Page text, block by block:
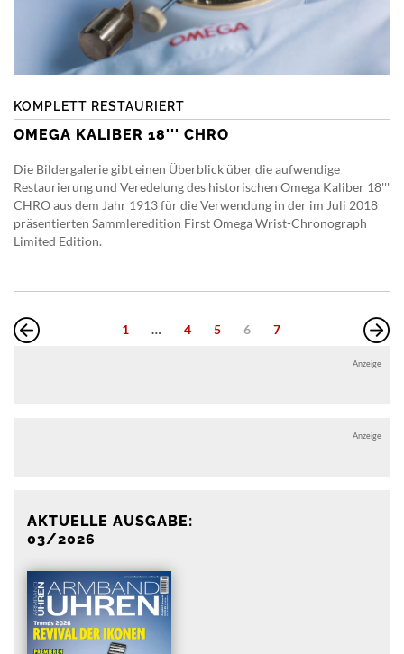
KOMPLETT RESTAURIERT
OMEGA KALIBER 18''' CHRO
Die Bildergalerie gibt einen Überblick über die aufwendige
Restaurierung und Veredelung des historischen Omega Kaliber 18'''
CHRO aus dem Jahr 1913 für die Verwendung in der im Juli 2018
präsentierten Sammleredition First Omega Wrist-Chronograph
Limited Edition.
1 … 4 5 6 7
Anzeige
Anzeige
AKTUELLE AUSGABE:
03/2026